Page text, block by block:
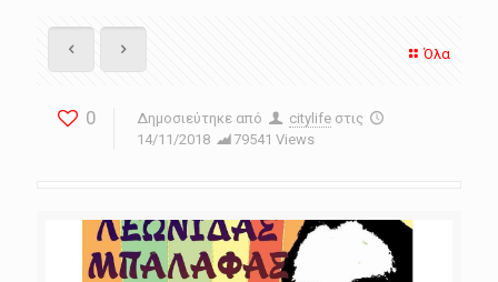
Όλα
0 Δημοσιεύτηκε από citylife στις
14/11/2018
79541 Views